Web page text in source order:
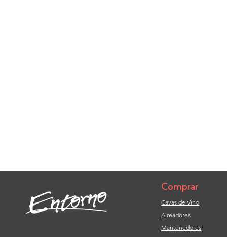
Comprar
Cavas de Vino
Aireadores
Mantenedores